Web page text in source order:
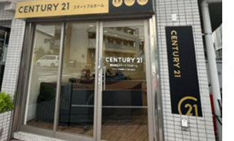
当たり良好。 キッチンから…
5,480万円
4ＬＤＫ
相模大野駅
バ9分・歩4分
ウス施工住宅です。 南東…